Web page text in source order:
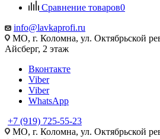
Сравнение товаров0
info@lavkaprofi.ru
МО, г. Коломна, ул. Октябрьской
Айсберг, 2 этаж
Вконтакте
Viber
Viber
WhatsApp
+7 (919) 725-55-23
МО, г. Коломна, ул. Октябрьской